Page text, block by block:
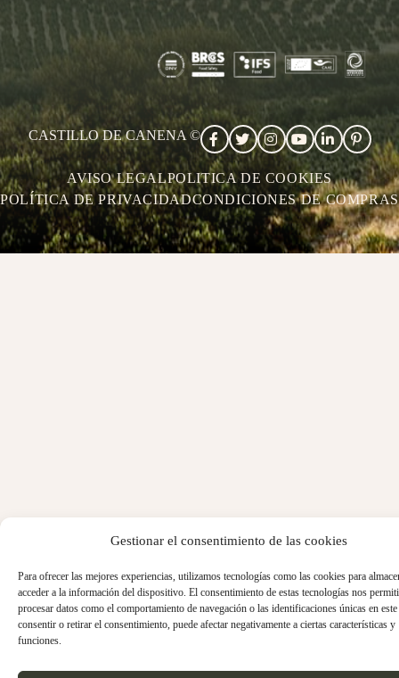
Gestionar el consentimiento de las cookies
Para ofrecer las mejores experiencias, utilizamos tecnologías como las cookies para
acceder a la información del dispositivo. El consentimiento de estas tecnologías nos
procesar datos como el comportamiento de navegación o las identificaciones únicas en
consentir o retirar el consentimiento, puede afectar negativamente a ciertas características y
funciones.
CASTILLO DE CANENA ©
AVISO LEGALPOLITICA DE COOKIES
POLÍTICA DE PRIVACIDADCONDICIONES DE COMPRAS